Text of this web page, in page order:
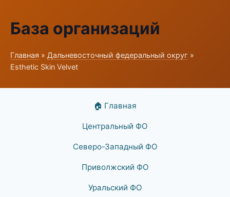
База организаций
Главная » Дальневосточный федеральный округ »
Esthetic Skin Velvet
🏠 Главная
Центральный ФО
Северо-Западный ФО
Приволжский ФО
Уральский ФО